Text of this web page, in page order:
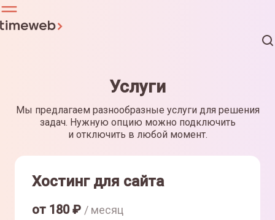
Услуги
Мы предлагаем разнообразные услуги для решения
задач. Нужную опцию можно подключить
и отключить в любой момент.
Хостинг для сайта
от 180₽ / месяц